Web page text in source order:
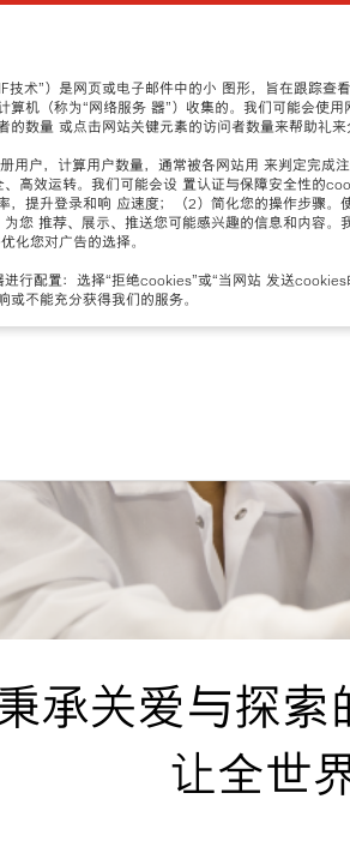
技术”）是网页或电子邮件中的小 图形，旨在跟踪
算机（称为“网络服务 器”）收集的。我们可能会使
数量 或点击网站关键元素的访问者数量来帮助礼来
用户，计算用户数量，通常被各网站用 来判定完
高效运转。我们可能会设 置认证与保障安全性的
，提升登录和响 应速度；（2）简化您的操作步骤
您 推荐、展示、推送您可能感兴趣的信息和内容
化您对广告的选择。
行配置：选择“拒绝cookies”或“当网站 发送
不能充分获得我们的服务。
承关爱与探索
让全世